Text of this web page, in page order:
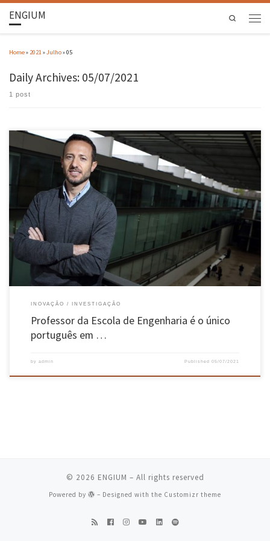
ENGIUM Search
Home» 2021 »Julho»05
Daily Archives: 05/07/2021
1 post
Pedro Arezes, catedrático de Engenharia Industrial, presidente da Escola de Engenharia da
Universidade do Minho (EEUM) e diretor nacional do Programa MIT Portugal, foi convidado
a integral o painel de revisores da NASA para propostas de investigação sobre as missões
humanas no espaço. É o único português entre os 60 […]
INOVAÇÃO INVESTIGAÇÃO
Professor da Escola de Engenharia é o único
português em …
by admin Published05/07/2021
© 2026 ENGIUM – All rights reserved
Powered by – Designed with the Customizr theme